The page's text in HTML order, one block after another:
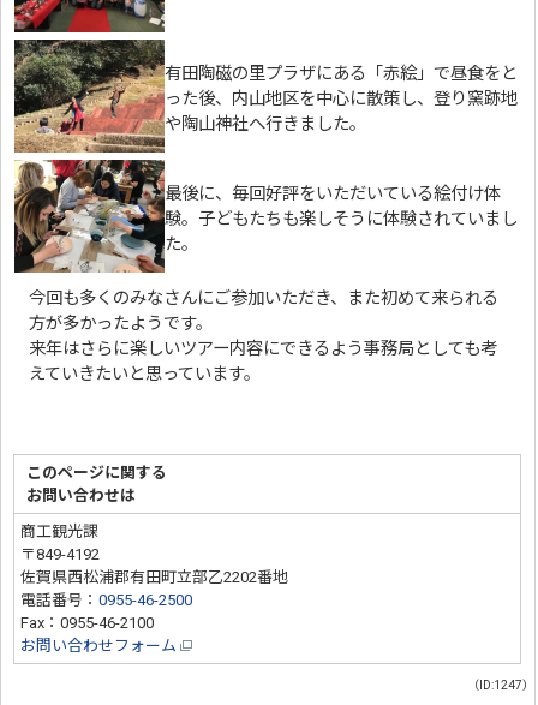
有田陶磁の里プラザにある「赤絵」で昼食をと
った後、内山地区を中心に散策し、登り窯跡地
や陶山神社へ行きました。
最後に、毎回好評をいただいている絵付け体
験。子どもたちも楽しそうに体験されていまし
た。
今回も多くのみなさんにご参加いただき、また初めて来られる
方が多かったようです。
来年はさらに楽しいツアー内容にできるよう事務局としても考
えていきたいと思っています。
このページに関する
お問い合わせは
商工観光課
〒849-4192
佐賀県西松浦郡有田町立部乙2202番地
電話番号：0955-46-2500
Fax：0955-46-2100
お問い合わせフォーム
（ID:1247）